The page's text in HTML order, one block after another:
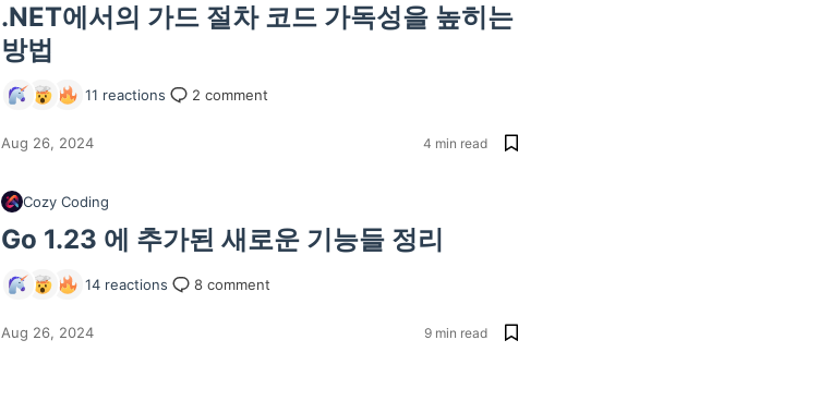
.NET에서의 가드 절차 코드 가독성을 높히는
방법
11 reactions 2 comment
Aug 26, 2024 4 min read
Cozy Coding
Go 1.23 에 추가된 새로운 기능들 정리
14reactions 8comment
Aug 26, 2024 9 min read